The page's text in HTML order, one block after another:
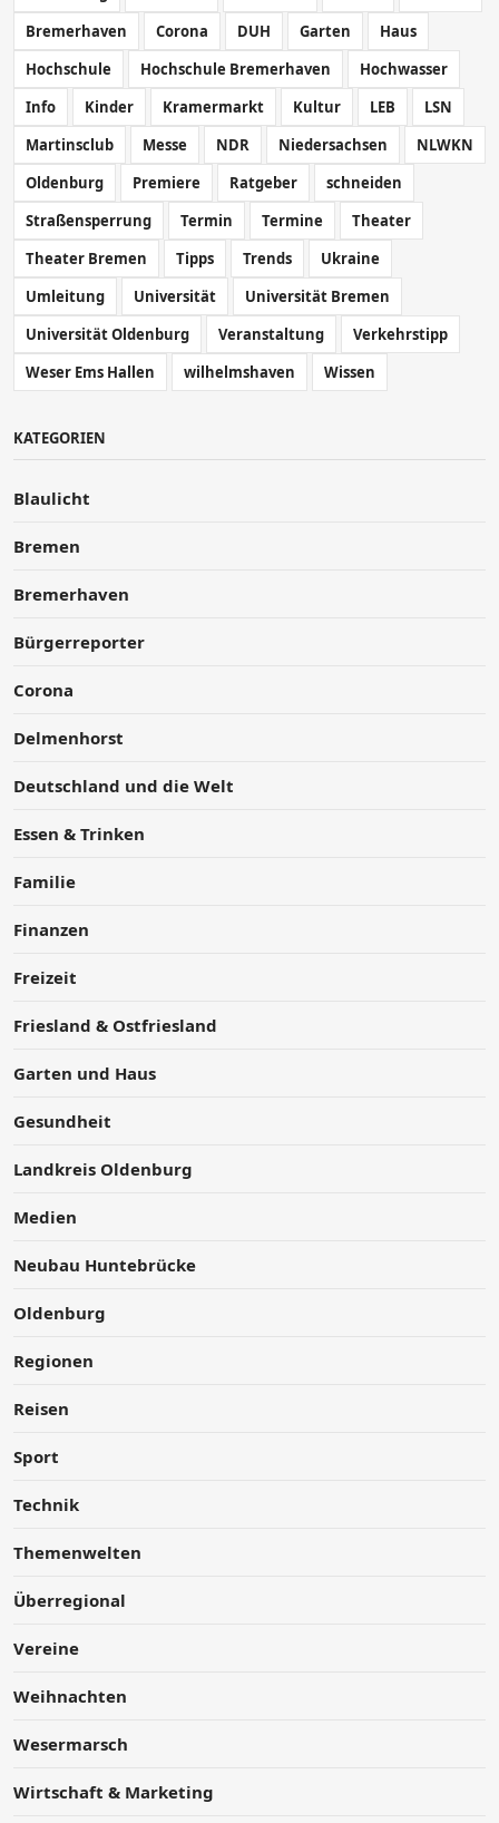
Bremerhaven
Corona DUH Garten
Haus
Hochschule
Hochschule Bremerhaven
Hochwasser
Info
Kinder Kramermarkt Kultur LEB
LSN
Martinsclub
Messe NDR Niedersachsen
NLWKN
Oldenburg
Premiere Ratgeber
schneiden
Straßensperrung
Termin Termine
Theater
Theater Bremen
Tipps Trends
Ukraine
Umleitung
Universität
Universität Bremen
Universität Oldenburg
Veranstaltung
Verkehrstipp
Weser Ems Hallen
wilhelmshaven Wissen
KATEGORIEN
Blaulicht
Bremen
Bremerhaven
Bürgerreporter
Corona
Delmenhorst
Deutschland und die Welt
Essen & Trinken
Familie
Finanzen
Freizeit
Friesland & Ostfriesland
Garten und Haus
Gesundheit
Landkreis Oldenburg
Medien
Neubau Huntebrücke
Oldenburg
Regionen
Reisen
Sport
Technik
Themenwelten
Überregional
Vereine
Weihnachten
Wesermarsch
Wirtschaft & Marketing